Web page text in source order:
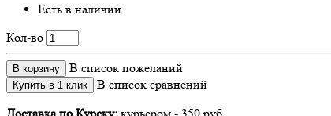
Есть в наличии
Кол-во
В корзину В список пожеланий
Купить в 1 клик
В список сравнений